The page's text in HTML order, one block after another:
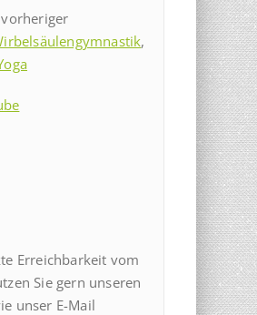
,
Erreichbarkeit vom
Sie gern unseren
unser E-Mail